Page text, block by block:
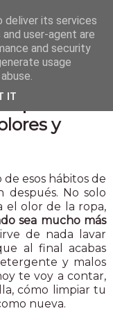
paso a
y
esos hábitos de
No solo
el olor de la ropa,
sea mucho más
de nada lavar
al final acabas
y malos
te voy a contar,
cómo limpiar tu
nueva.
deliver its services
user-agent are
and security
usage
IT